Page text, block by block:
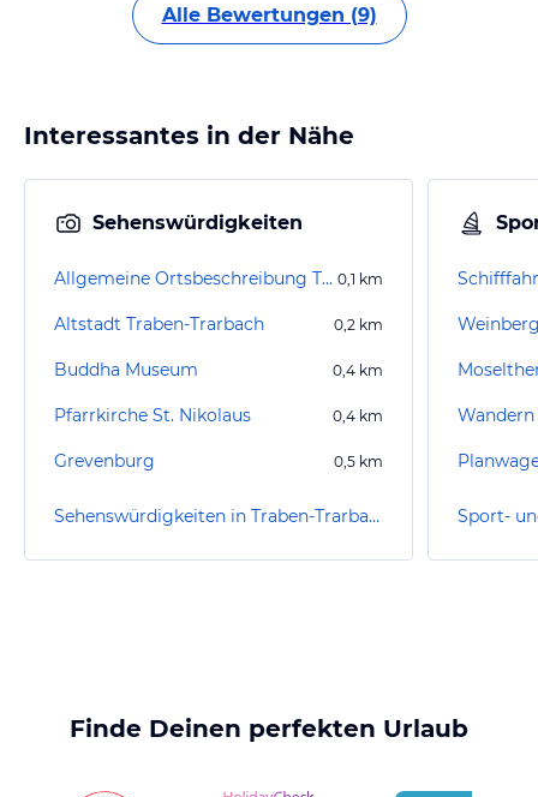
Alle Bewertungen (9)
Interessantes in der Nähe
Sehenswürdigkeiten
Allgemeine Ortsbeschreibung Traben-Trarbach 0,1 km
Altstadt Traben-Trarbach 0,2 km
Buddha Museum 0,4 km
Pfarrkirche St. Nikolaus 0,4 km
Grevenburg 0,5 km
Sehenswürdigkeiten in Traben-Trarbach
Finde Deinen perfekten Urlaub